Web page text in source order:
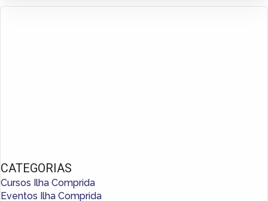
CATEGORIAS
Cursos Ilha Comprida
Eventos Ilha Comprida